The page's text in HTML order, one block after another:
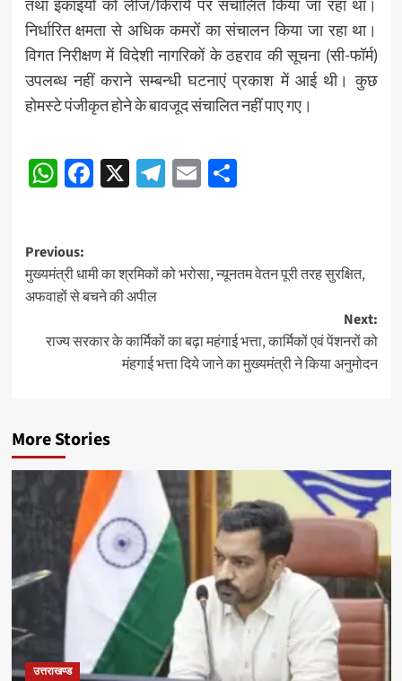
तथा इकाइयों को लीज/किराये पर संचालित किया जा रहा था।
निर्धारित क्षमता से अधिक कमरों का संचालन किया जा रहा था।
विगत निरीक्षण में विदेशी नागरिकों के ठहराव की सूचना (सी-फॉर्म)
उपलब्ध नहीं कराने सम्बन्धी घटनाएं प्रकाश में आई थी। कुछ
होमस्टे पंजीकृत होने के बावजूद संचालित नहीं पाए गए।
Post
navigation
WhatsApp
Facebook
X Telegram
EmailShare
Post
navigation
Previous:
मुख्यमंत्री धामी का श्रमिकों को भरोसा, न्यूनतम वेतन पूरी तरह सुरक्षित,
अफवाहों से बचने की अपील
Next:
राज्य सरकार के कार्मिकों का बढ़ा महंगाई भत्ता, कार्मिकों एवं पेंशनरों को
मंहगाई भत्ता दिये जाने का मुख्यमंत्री ने किया अनुमोदन
More Stories
उत्तराखण्ड